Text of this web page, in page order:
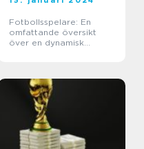
Fotbollsspelare: En
omfattande översikt
över en dynamisk